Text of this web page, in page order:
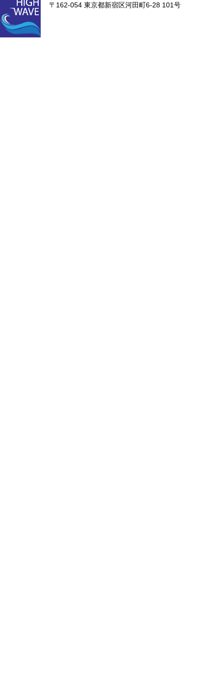
〒162-054 東京都新宿区河田町6-28 101号